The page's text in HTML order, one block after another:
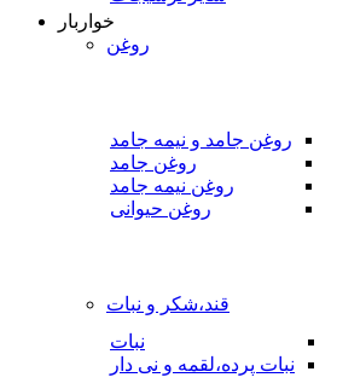
خواربار
روغن
روغن جامد و نیمه جامد
روغن جامد
روغن نیمه جامد
روغن حیوانی
قند،شکر و نبات
نبات
نبات پرده،لقمه و نی دار